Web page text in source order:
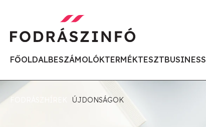
FŐOLDALBESZÁMOLÓKTERMÉKTESZTBUSINESS
ÚJDONSÁGOK